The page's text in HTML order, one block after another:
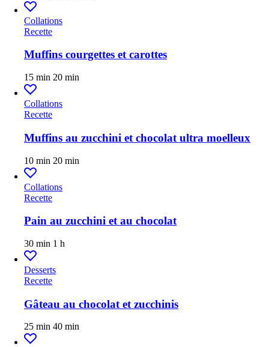
Collations
Recette
Muffins courgettes et carottes
15 min 20 min
Collations
Recette
Muffins au zucchini et chocolat ultra moelleux
10 min 20 min
Collations
Recette
Pain au zucchini et au chocolat
30 min 1 h
Desserts
Recette
Gâteau au chocolat et zucchinis
25 min 40 min